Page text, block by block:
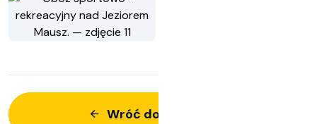
Wróć do aktualności